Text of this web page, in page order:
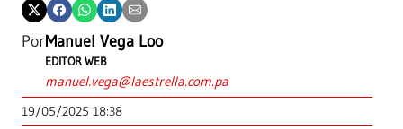
PorManuel Vega Loo
EDITOR WEB
manuel.vega@laestrella.com.pa
19/05/2025 18:38